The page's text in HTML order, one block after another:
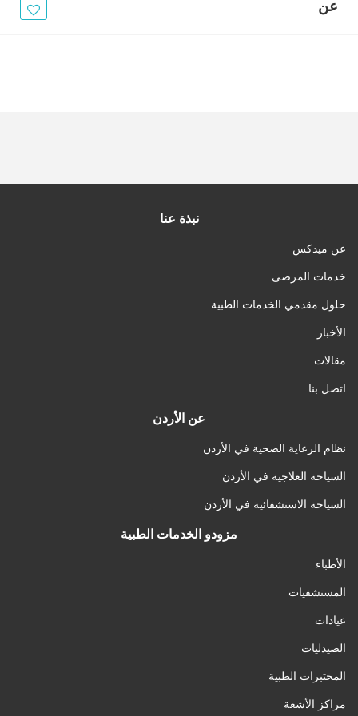
عن
نبذة عنا
عن ميدكس
خدمات المرضى
حلول مقدمي الخدمات الطبية
الأخبار
مقالات
اتصل بنا
عن الأردن
نظام الرعاية الصحية في الأردن
السياحة العلاجية في الأردن
السياحة الاستشفائية في الأردن
مزودو الخدمات الطبية
الأطباء
المستشفيات
عيادات
الصيدليات
المختبرات الطبية
مراكز الأشعة